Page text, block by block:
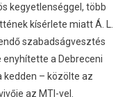
kegyetlenséggel, több
kísérlete miatt Á. L.
szabadságvesztés
a Debreceni
kedden – közölte az
az MTI-vel.